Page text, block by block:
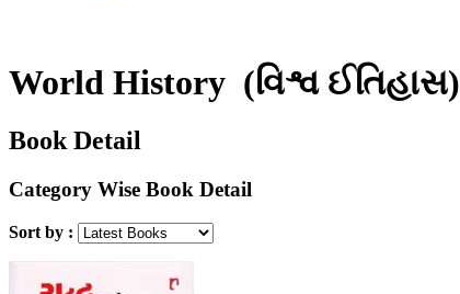
World History (વિશ્વ ઈતિહાસ)
Book Detail
Category Wise Book Detail
Sort by :